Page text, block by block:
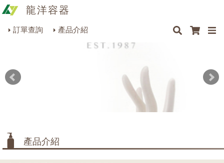
龍洋容器
訂單查詢
產品介紹
包裝材料系列
餐飲器具系列
生活雜貨系列
美容用品系列
最新消息 聯絡我們
產品介紹